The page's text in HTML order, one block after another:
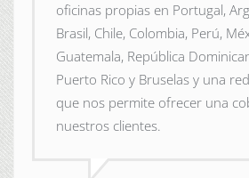
oficinas propias en Portugal,
Brasil, Chile, Colombia, Perú,
Guatemala, República
Puerto Rico y Bruselas y una
que nos permite ofrecer una
nuestros clientes.